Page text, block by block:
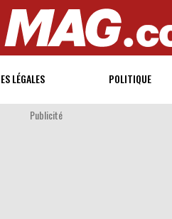
LÉGALES POLITIQUE
Publicité